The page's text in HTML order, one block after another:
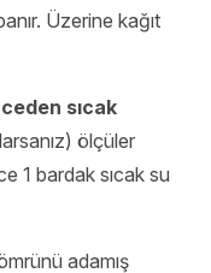
Üzerine kağıt
sıcak
ölçüler
1 bardak sıcak su
adamış